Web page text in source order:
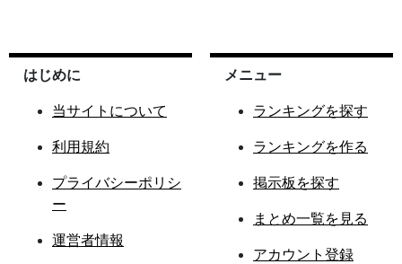
はじめに
当サイトについて
利用規約
プライバシーポリシ
ー
運営者情報
メニュー
ランキングを探す
ランキングを作る
掲示板を探す
まとめ一覧を見る
アカウント登録